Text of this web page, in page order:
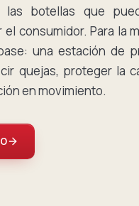
botellas que
consumidor. Para la
una estación de
quejas, proteger la
en movimiento.